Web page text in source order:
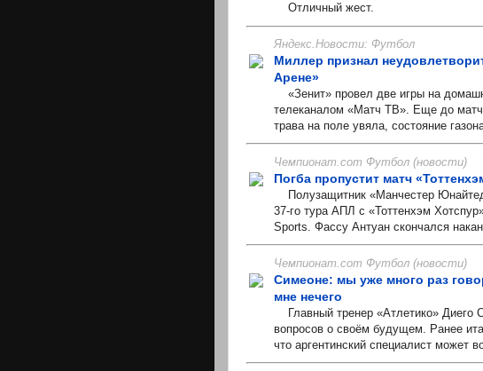
Отличный жест.
Яндекс.Новости: Футбол
Миллер признал
Арене»
«Зенит» провел две игры на
телеканалом «Матч ТВ». Еще до
трава на поле увяла, состояние
Чемпионат.com Футбол (новости)
Погба пропустит матч
Полузащитник «Манчестер
37-го тура АПЛ с «Тоттенхэм
Sports. Фассу Антуан скончался
Чемпионат.com Футбол (новости)
Симеоне: мы уже много раз
мне нечего
Главный тренер «Атлетико» Диего
вопросов о своём будущем. Ранее
что аргентинский специалист может